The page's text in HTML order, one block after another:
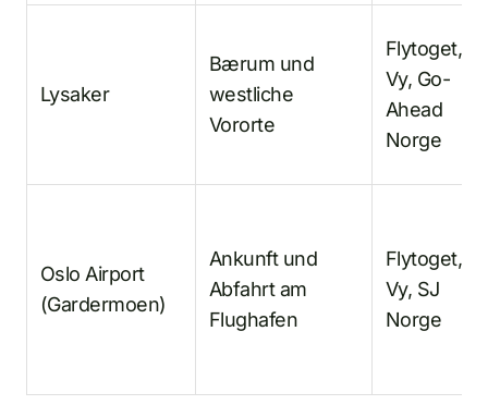
Lysaker
Bærum und
westliche
Vororte
Flytoget,
Vy, Go-
Ahead
Norge
Oslo Airport
(Gardermoen)
Ankunft und
Abfahrt am
Flughafen
Flytoget,
Vy, SJ
Norge